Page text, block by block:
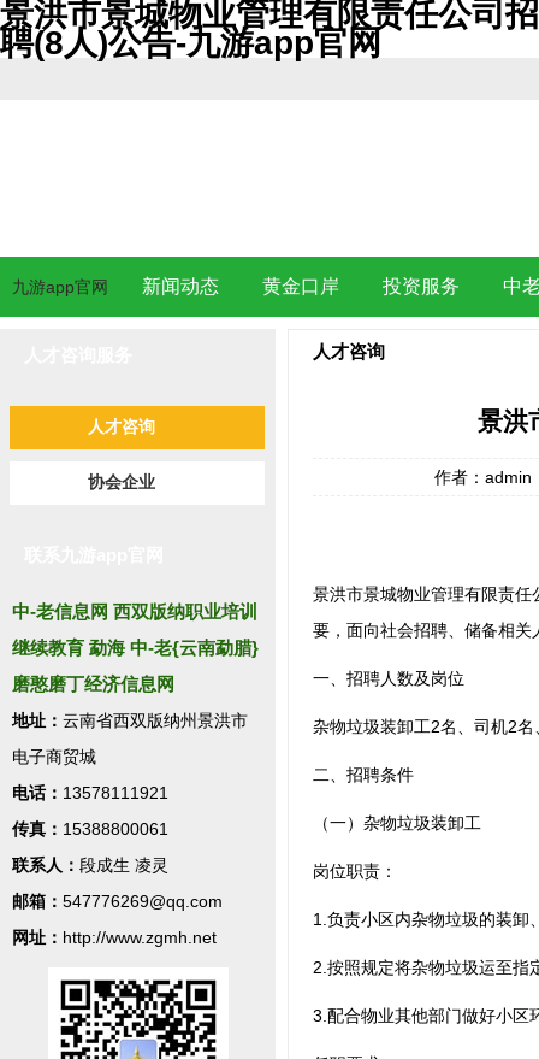
景洪市景城物业管理有限责任公司招
聘(8人)公告-九游app官网
九游app官网 新闻动态 黄金口岸 投资服务 中
人才咨询
协会企业
中-老信息网 西双版纳职业培训
继续教育 勐海 中-老{云南勐腊}
磨憨磨丁经济信息网
地址： 云南省西双版纳州景洪市
电子商贸城
电话： 13578111921
传真： 15388800061
联系人： 段成生 凌灵
邮箱： 547776269@qq.com
网址： http://www.zgmh.net
人才咨询
景洪
作者：
景洪市景城物业管理有限责
要，面向社会招聘、储备相关
一、招聘人数及岗位
杂物垃圾装卸工2名、司机2
二、招聘条件
（一）杂物垃圾装卸工
岗位职责：
1.负责小区内杂物垃圾的装卸
2.按照规定将杂物垃圾运至指
3.配合物业其他部门做好小区